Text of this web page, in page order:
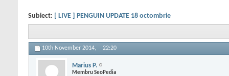
Subiect: [ LIVE ] PENGUIN UPDATE 18 octombrie
10th November 2014, 22:20
Marius P.
Membru SeoPedia